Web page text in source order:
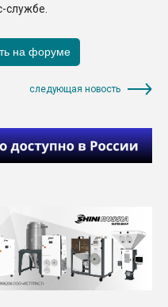
службе.
следующая новость